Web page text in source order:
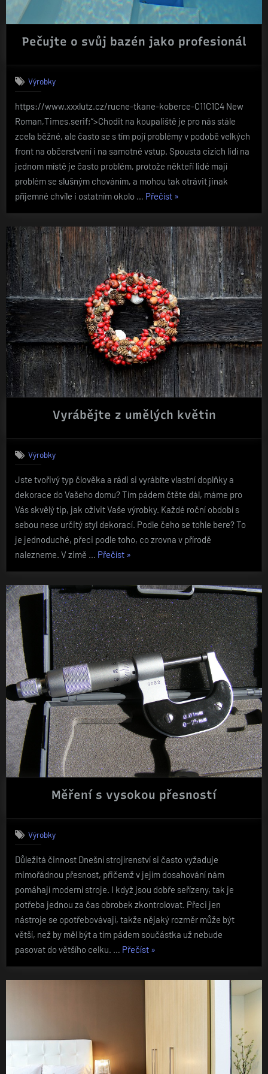
Pečujte o svůj bazén jako profesionál
Výrobky
https://www.xxxlutz.cz/rucne-tkane-koberce-C11C1C4 New
Roman,Times,serif;“>Chodit na koupaliště je pro nás stále
zcela běžné, ale často se s tím pojí problémy v podobě velkých
front na občerstvení i na samotné vstup. Spousta cizích lidí na
jednom místě je často problém, protože někteří lidé mají
problém se slušným chováním, a mohou tak otrávit jinak
příjemné chvíle i ostatním okolo … Přečíst„Pečujte
svůj
bazén
jako
profesionál“
»
Vyrábějte z umělých květin
Výrobky
Jste tvořivý typ člověka a rádi si vyrábíte vlastní doplňky a
dekorace do Vašeho domu? Tím pádem čtěte dál, máme pro
Vás skvělý tip, jak oživit Vaše výrobky. Každé roční období s
sebou nese určitý styl dekorací. Podle čeho se tohle bere? To
je jednoduché, přeci podle toho, co zrovna v přírodě
nalezneme. V zimě … Přečíst„Vyrábějte
umělých
květin“
»
Měření s vysokou přesností
Výrobky
Důležitá činnost Dnešní strojírenství si často vyžaduje
mimořádnou přesnost, přičemž v jejím dosahování nám
pomáhají moderní stroje. I když jsou dobře seřízeny, tak je
potřeba jednou za čas obrobek zkontrolovat. Přeci jen
nástroje se opotřebovávají, takže nějaký rozměr může být
větší, než by měl být a tím pádem součástka už nebude
pasovat do většího celku. … Přečíst„Měření
vysokou
»